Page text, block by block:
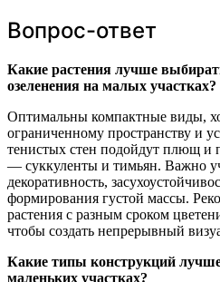
Вопрос-ответ
Какие растения лучше
озеленения на малых участках?
Оптимальны компактные виды,
ограниченному пространству и
тенистых стен подойдут плющ и
— суккуленты и тимьян. Важно
декоративность,
формирования густой массы.
растения с разным сроком
чтобы создать непрерывный
Какие типы конструкций лучше
маленьких участках?